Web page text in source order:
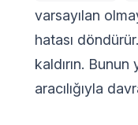
varsayılan
hatası
kaldırın.
aracılığıyla